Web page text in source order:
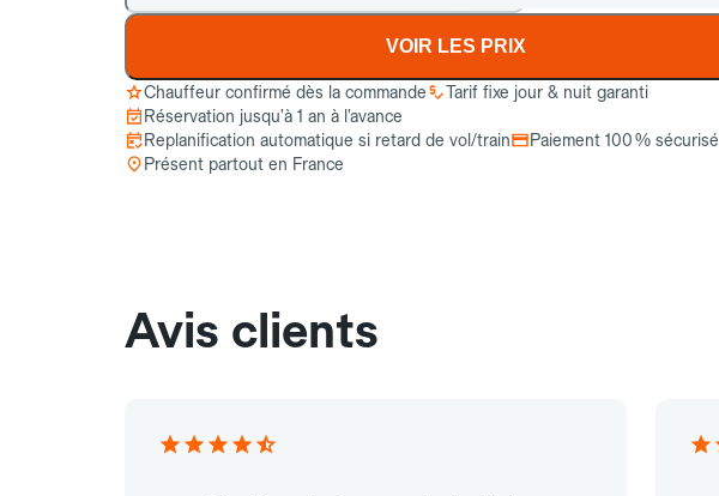
VOIR LES PRIX
Chauffeur confirmé dès la commande
Tarif fixe jour & nuit garanti
Réservation jusqu’à 1 an à l’avance
Replanification automatique si retard de vol/train
Paiement 100 % sécurisé
Présent partout en France
Avis clients